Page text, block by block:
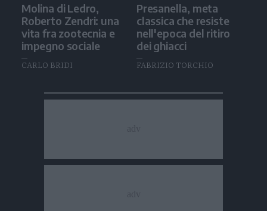
Molina di Ledro,
Roberto Zendri: una
vita fra zootecnia e
impegno sociale
CARLO BRIDI
Presanella, meta
classica che resiste
nell'epoca del ritiro
dei ghiacci
FABRIZIO TORCHIO